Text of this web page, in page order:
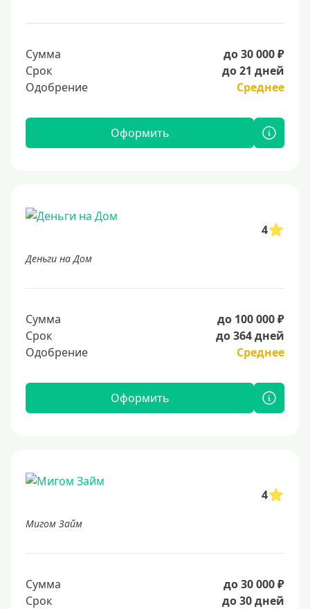
Сумма
до 30 000 ₽
Срок
до 21 дней
Одобрение
Среднее
Оформить
4
Деньги на Дом
Сумма
до 100 000 ₽
Срок
до 364 дней
Одобрение
Среднее
Оформить
4
Мигом Займ
Сумма
до 30 000 ₽
Срок
до 30 дней